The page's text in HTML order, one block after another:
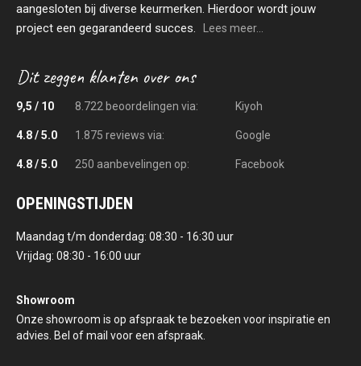
aangesloten bij diverse keurmerken. Hierdoor wordt jouw
project een gegarandeerd succes.
Lees meer...
9,5 / 10 8.722 beoordelingen via: Kiyoh
4.8 / 5.0 1.875 reviews via: Google
4.8 / 5.0 250 aanbevelingen op: Facebook
OPENINGSTIJDEN
Maandag t/m donderdag: 08:30 - 16:30 uur
Vrijdag: 08:30 - 16:00 uur
Showroom
Onze showroom is op afspraak te bezoeken voor inspiratie en
advies. Bel of mail voor een afspraak.